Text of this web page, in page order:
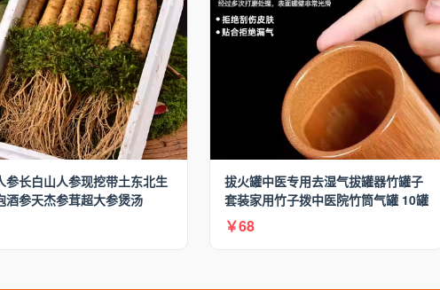
参长白山人参现挖带土东北生
酒参天杰参茸超大参煲汤
拔火罐中医专用去湿气拔罐器竹罐子
套装家用竹子拨中医院竹筒气罐 10罐
套装+送工具10件
￥68